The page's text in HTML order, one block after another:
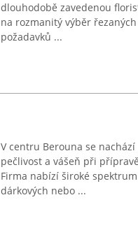
dlouhodobě zavedenou
na rozmanitý výběr
požadavků ...
V centru Berouna se
pečlivost a vášeň při
Firma nabízí široké
dárkových nebo ...